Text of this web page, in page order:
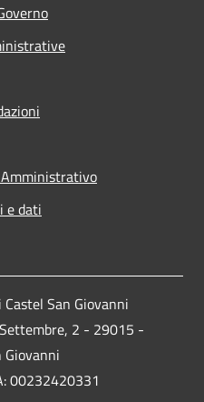
e dati
Castel San Giovanni
2 - 29015 -
Giovanni
00232420331